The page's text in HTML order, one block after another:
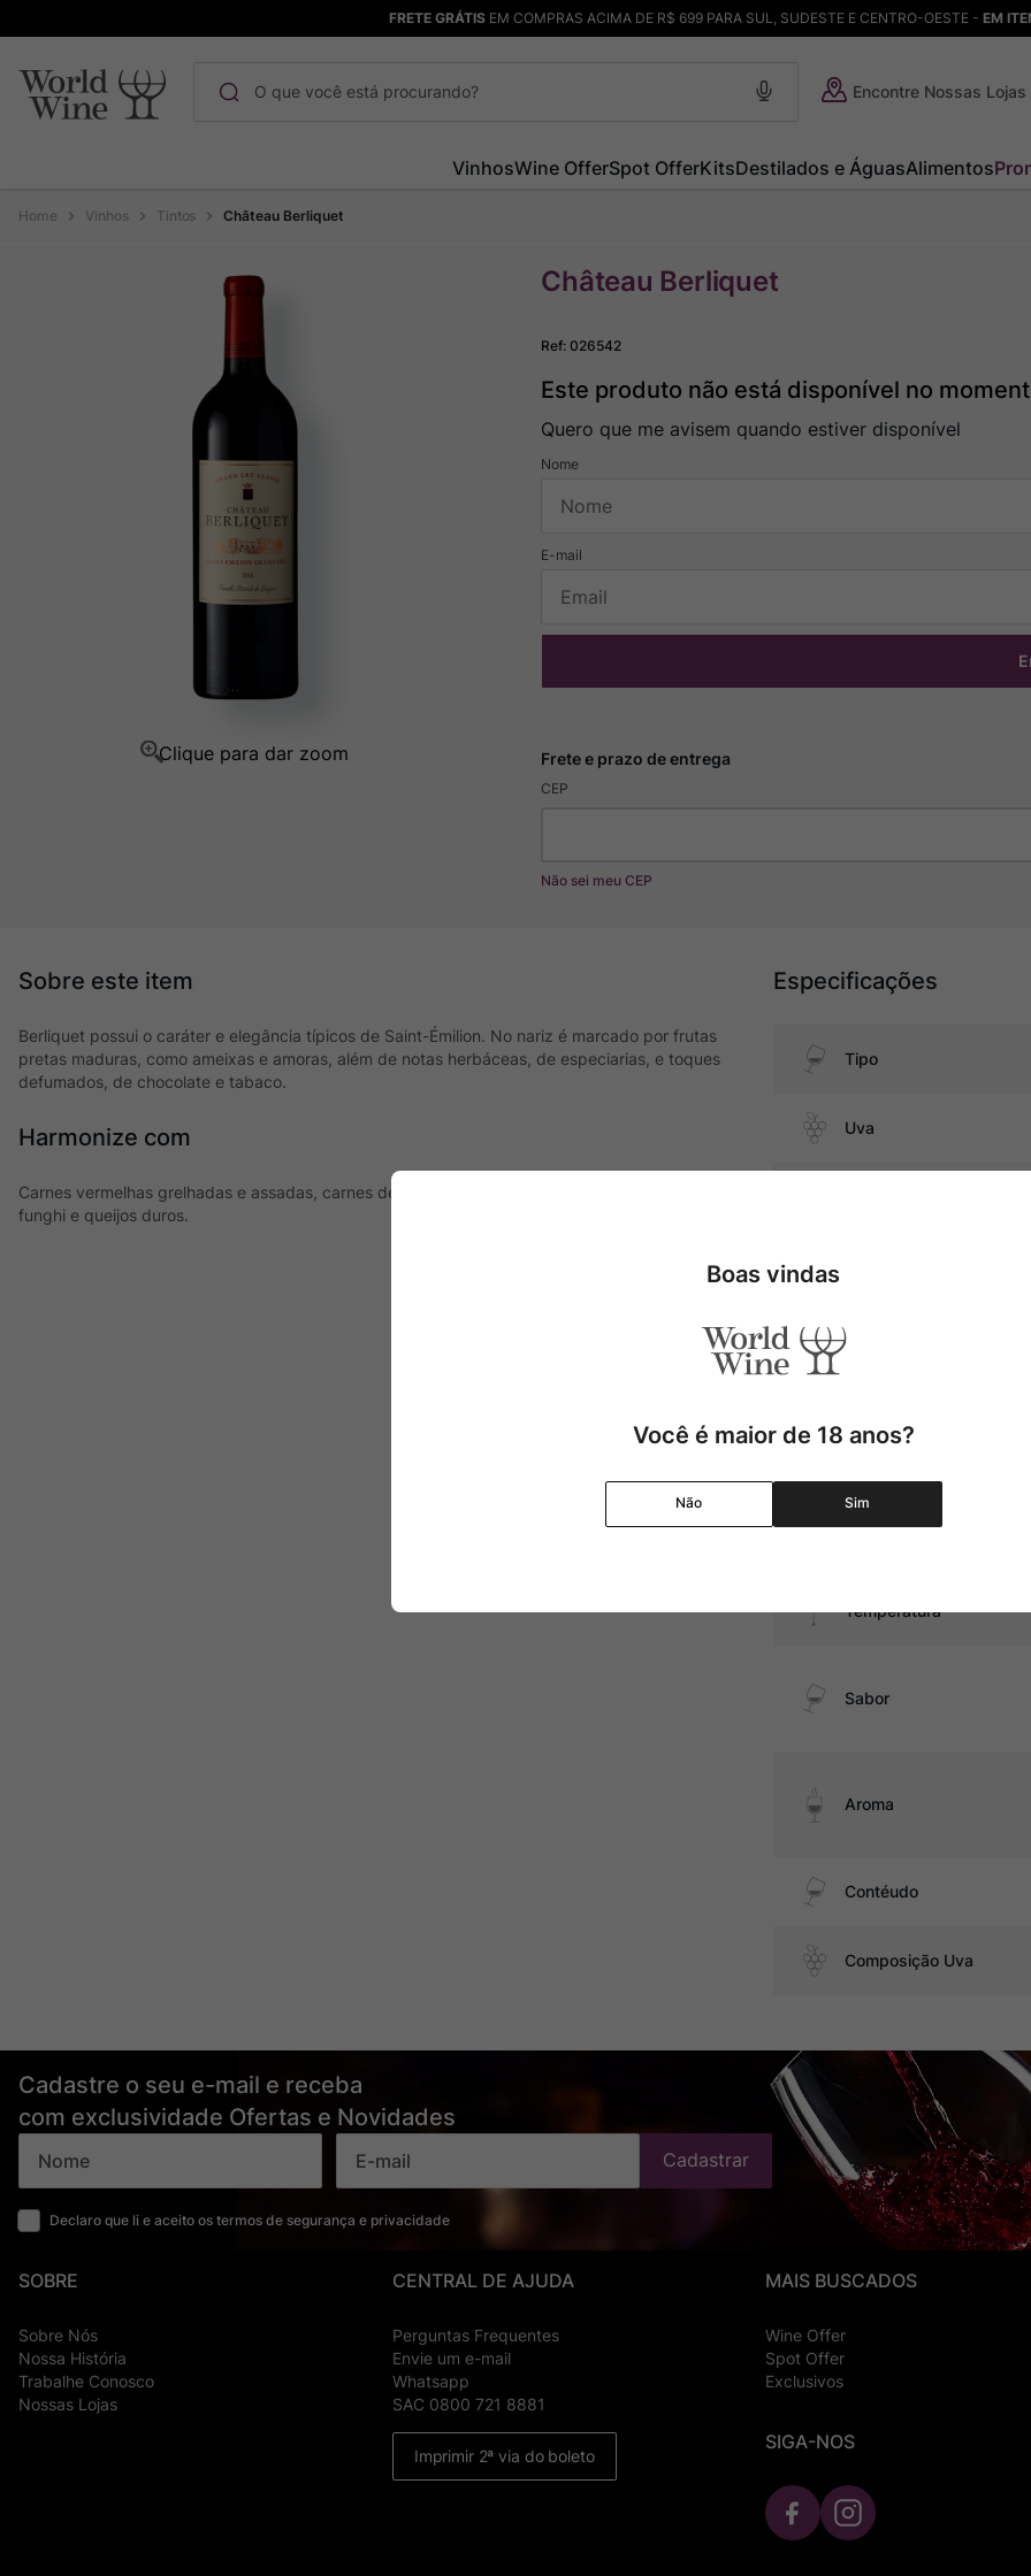
FRETE GRÁTISEM COMPRAS ACIMA DE R$ 699 PARA SUL, SUDESTE E CENTRO-OESTE - EM
Encontre Nossas Lojas
VinhosWine OfferSpot OfferKitsDestilados e ÁguasAlimentos
Vinhos Tintos Château Berliquet
Château Berliquet
Ref:026542
Este produto não está disponível no
Quero que me avisem quando estiver disponível
CEP
Não sei meu CEP
Berliquet possui o caráter e elegância típicos de Saint-Émilion. No nariz é marcado por frutas
pretas maduras, como ameixas e amoras, além de notas herbáceas, de especiarias, e toques
defumados, de chocolate e tabaco.
Harmonize com
Carnes vermelhas grelhadas e assadas, carnes de caça, churrasco, carnes suínas, embutidos,
funghi e queijos duros.
Especificações
Tipo
Uva
Pais
Temperatura
Sabor
Aroma
Contéudo
Composição Uva
Cadastre o seu e-mail e receba
com exclusividade Ofertas e Novidades
Declaro que li e aceito os termos de segurança e privacidade
Cadastrar
SOBRE
Sobre Nós
Nossa História
Trabalhe Conosco
Nossas Lojas
CENTRAL DE AJUDA
Perguntas Frequentes
Envie um e-mail
Whatsapp
SAC 0800 721 8881
Imprimir 2ª via do boleto
MAIS BUSCADOS
Wine Offer
Spot Offer
Exclusivos
SIGA-NOS
1º Maçanita
Bodega Garzon
Ver Sacrum
Boas vindas
Você é maior de 18 anos?
Não Sim